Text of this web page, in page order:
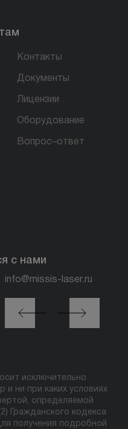
Контакты
Документы
Лицензии
Оборудование
Вопрос–ответ
с нами
info@missis-laser.ru
г. Москва м./МЦК
Автозаводская, ул.
Сайкина, 19
исключительно
и ни при каких условиях
определяемой
Гражданского кодекса
получения подробной